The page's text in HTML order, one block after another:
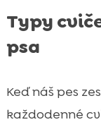
Typy
psa
Keď náš pes
každodenné